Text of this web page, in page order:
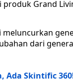
Grand
dari
Ada Skintific